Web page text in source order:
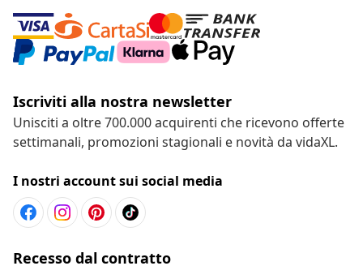
Iscriviti alla nostra newsletter
Unisciti a oltre 700.000 acquirenti che ricevono offerte
settimanali, promozioni stagionali e novità da vidaXL.
I nostri account sui social media
Recesso dal contratto